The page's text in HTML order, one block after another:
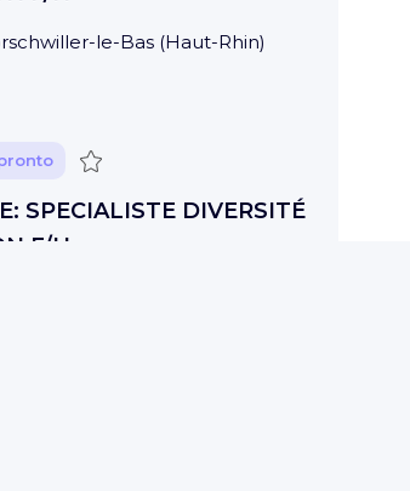
le-Bas(Haut-Rhin)
Guardar
SPECIALISTE DIVERSITÉ
F/H